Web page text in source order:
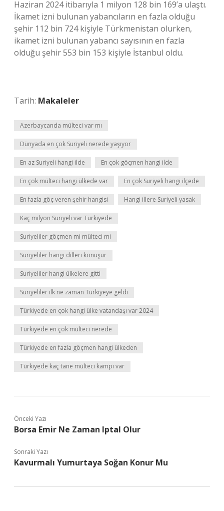
Haziran 2024 itibarıyla 1 milyon 128 bin 169’a ulaştı.
İkamet izni bulunan yabancıların en fazla olduğu
şehir 112 bin 724 kişiyle Türkmenistan olurken,
ikamet izni bulunan yabancı sayısının en fazla
olduğu şehir 553 bin 153 kişiyle İstanbul oldu.
Tarih: Makaleler
Azerbaycanda mülteci var mı
Dünyada en çok Suriyeli nerede yaşıyor
En az Suriyeli hangi ilde En çok göçmen hangi ilde
En çok mülteci hangi ülkede var En çok Suriyeli hangi ilçede
En fazla göç veren şehir hangisi Hangi illere Suriyeli yasak
Kaç milyon Suriyeli var Türkiyede
Suriyeliler göçmen mi mülteci mi
Suriyeliler hangi dilleri konuşur
Suriyeliler hangi ülkelere gitti
Suriyeliler ilk ne zaman Türkiyeye geldi
Türkiyede en çok hangi ülke vatandaşı var 2024
Türkiyede en çok mülteci nerede
Türkiyede en fazla göçmen hangi ülkeden
Türkiyede kaç tane mülteci kampı var
Önceki Yazı
Borsa Emir Ne Zaman Iptal Olur
Sonraki Yazı
Kavurmalı Yumurtaya Soğan Konur Mu